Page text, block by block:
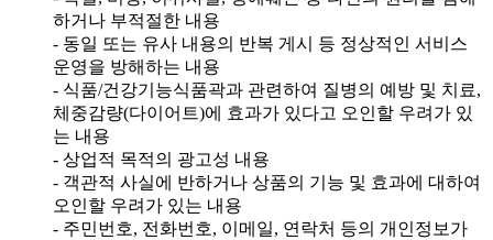
하거나 부적절한 내용
- 동일 또는 유사 내용의 반복 게시 등 정상적인 서비스
운영을 방해하는 내용
- 식품/건강기능식품곽과 관련하여 질병의 예방 및 치료,
체중감량(다이어트)에 효과가 있다고 오인할 우려가 있
는 내용
- 상업적 목적의 광고성 내용
- 객관적 사실에 반하거나 상품의 기능 및 효과에 대하여
오인할 우려가 있는 내용
- 주민번호, 전화번호, 이메일, 연락처 등의 개인정보가